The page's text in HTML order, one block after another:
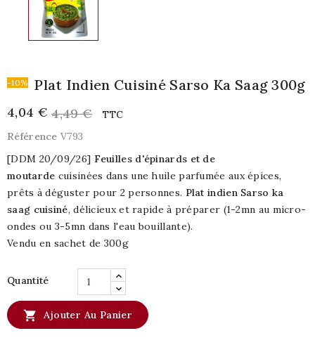
-10% Plat Indien Cuisiné Sarso Ka Saag 300g
4,04 € 4,49 € TTC
Référence V793
[DDM 20/09/26] Feuilles d'épinards et de
moutarde cuisinées dans une huile parfumée aux épices,
prêts à déguster pour 2 personnes. Plat indien Sarso ka
saag cuisiné, délicieux et rapide à préparer (1-2mn au micro-
ondes ou 3-5mn dans l'eau bouillante).
Vendu en sachet de 300g
Quantité
 Ajouter Au Panier